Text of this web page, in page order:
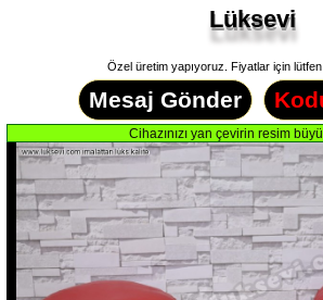
Lüksevi
Özel üretim yapıyoruz. Fiyatlar için lütfen
Mesaj Gönder